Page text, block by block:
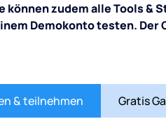
können zudem alle Tools &
Demokonto testen. Der
& teilnehmen Gratis